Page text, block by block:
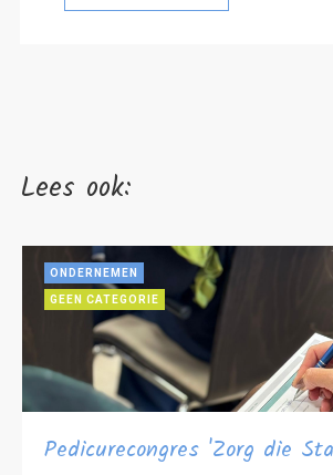
Lees ook:
ONDERNEMEN
GEEN CATEGORIE
Pedicurecongres 'Zorg die